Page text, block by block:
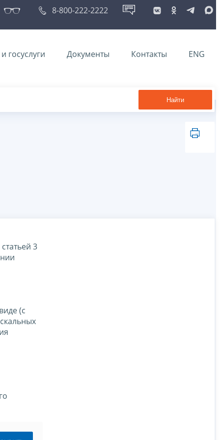
8-800-222-2222
госуслуги Документы Контакты ENG
Найти
3
(с